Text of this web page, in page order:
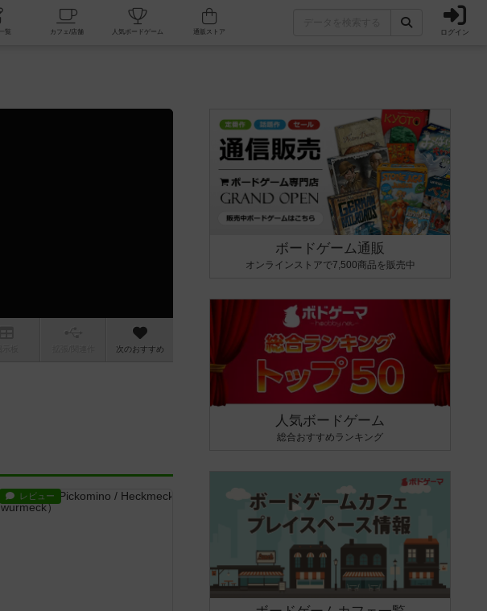
掲示板一覧 カフェ/店舗 人気ボードゲーム ログイン
次のおすすめ
レビュー
ボードゲーム通販
オンラインストアで7,500商品を販売中
人気ボードゲーム
総合おすすめランキング